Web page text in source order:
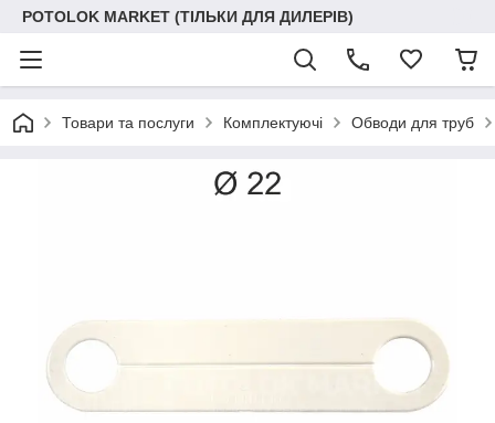
POTOLOK MARKET (ТІЛЬКИ ДЛЯ ДИЛЕРІВ)
Товари та послуги Комплектуючі Обводи для труб